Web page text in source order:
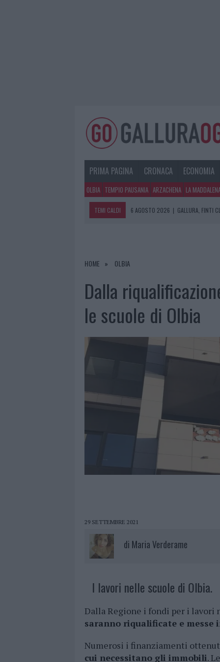
PRIMA PAGINA CRONACA ECONOMIA
OLBIA TEMPIO PAUSANIA ARZACHENA LA
TEMI CALDI 6 AGOSTO 2026 | GALLURA, FINTI
6 AGOSTO 2026
HOME OLBIA
Dalla
le scuole di Olbia
29 SETTEMBRE 2021
di Maria Verderame
I lavori nelle scuole di Olbia.
Dalla Regione i fondi per i lavori
saranno riqualificate e messe
Numerosi i finanziamenti
cui necessitano gli immobili.